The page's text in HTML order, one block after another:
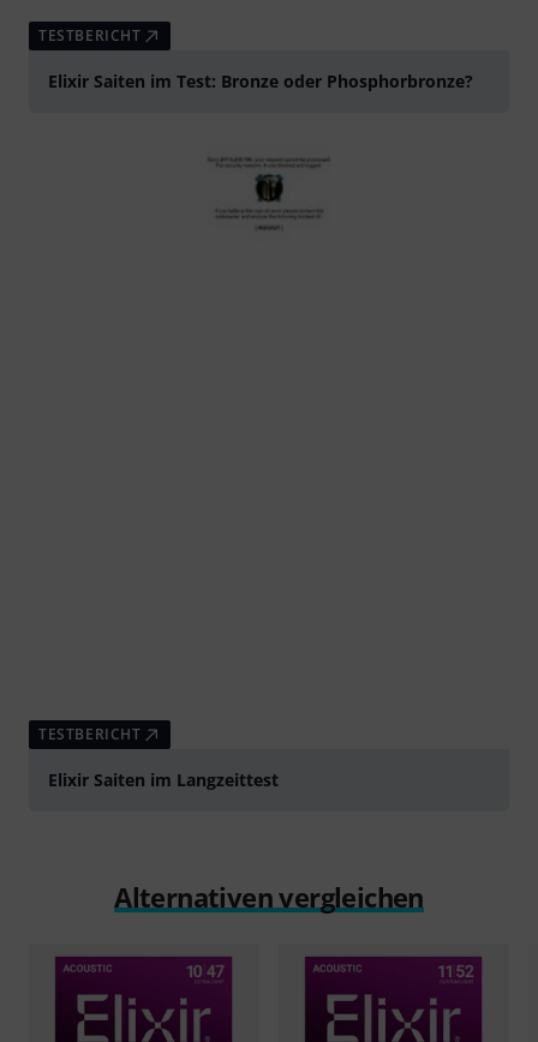
TESTBERICHT
Elixir Saiten im Test: Bronze oder Phosphorbronze?
TESTBERICHT
Elixir Saiten im Langzeittest
Alternativen vergleichen